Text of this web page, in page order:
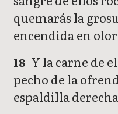
quemarás la
encendida en
18 Y la carne de
pecho de la
espaldilla